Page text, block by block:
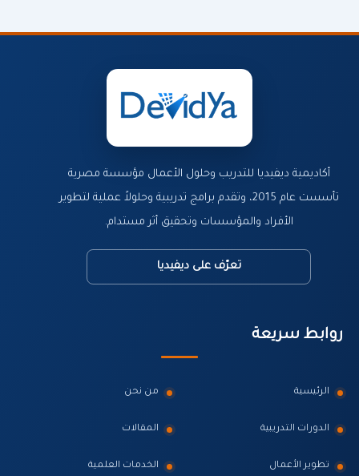
أكاديمية ديفيديا للتدريب وحلول الأعمال مؤسسة مصرية
تأسست عام 2015، وتقدم برامج تدريبية وحلولاً عملية لتطوير
الأفراد والمؤسسات وتحقيق أثر مستدام.
تعرّف على ديفيديا
روابط سريعة
الرئيسية من نحن
الدورات التدريبية المقالات
تطوير الأعمال الخدمات العلمية